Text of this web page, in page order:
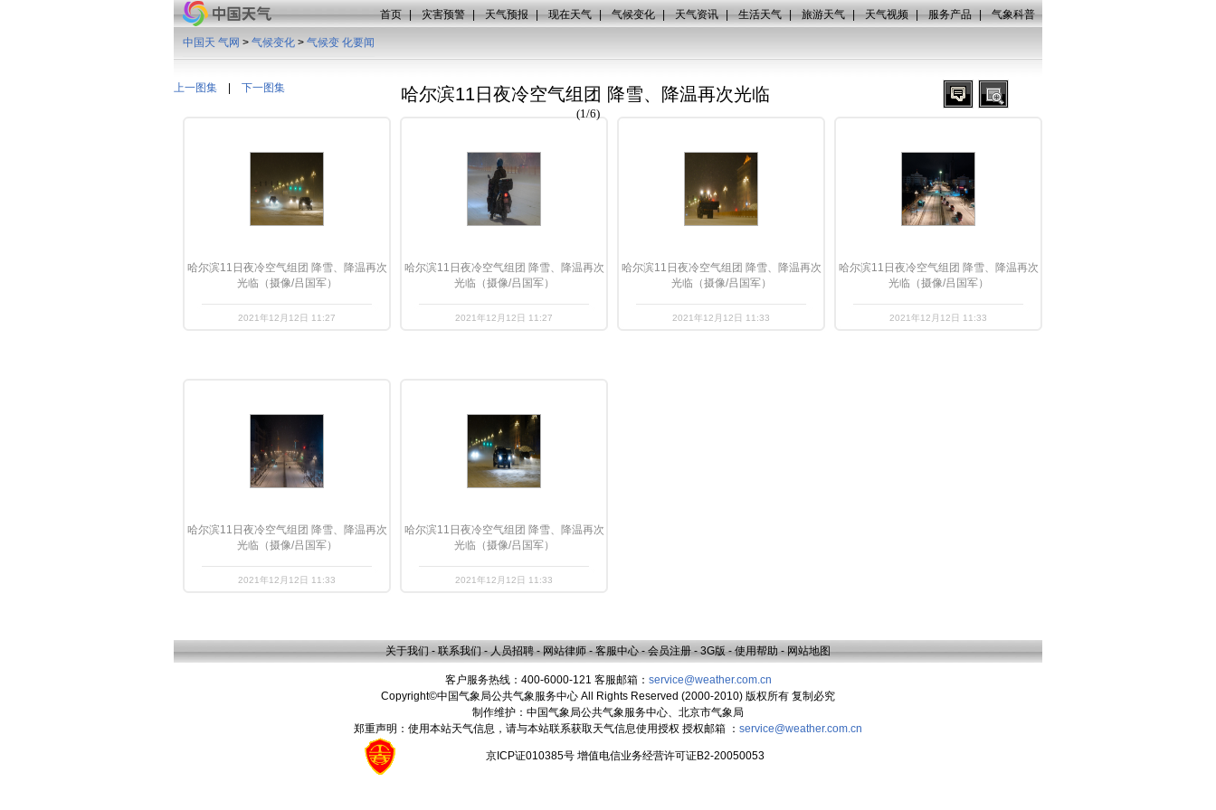
首页 | 灾害预警 | 天气预报 | 现在天气 | 气候变化 | 天气资讯 | 生活天气 | 旅游天气 | 天气视频 | 服务产品 | 气象科普
上一图集 下一图集
中国天 气网 > 气候变化 > 气候变 化要闻
哈尔滨11日夜冷空气组团 降雪、降温再次光临
(1/6)
哈尔滨11日夜冷空气组团 降雪、降温再次
光临（摄像/吕国军）
2021年12月12日 11:27
哈尔滨11日夜冷空气组团 降雪、降温再次
光临（摄像/吕国军）
2021年12月12日 11:27
哈尔滨11日夜冷空气组团 降雪、降温再次
光临（摄像/吕国军）
2021年12月12日 11:33
哈尔滨11日夜冷空气组团 降雪、降温再次
光临（摄像/吕国军）
2021年12月12日 11:33
哈尔滨11日夜冷空气组团 降雪、降温再次
光临（摄像/吕国军）
2021年12月12日 11:33
哈尔滨11日夜冷空气组团 降雪、降温再次
光临（摄像/吕国军）
2021年12月12日 11:33
关于我们 - 联系我们 - 人员招聘 - 网站律师 - 客服中心 - 会员注册 - 3G版 - 使用帮助 - 网站地图
客户服务热线：400-6000-121 客服邮箱： service@weather.com.cn
Copyright©中国气象局公共气象服务中心 All Rights Reserved (2000-2010) 版权所有 复制必究
制作维护：中国气象局公共气象服务中心、北京市气象局
郑重声明：使用本站天气信息，请与本站联系获取天气信息使用授权 授权邮箱 ： service@weather.com.cn
京ICP证010385号 增值电信业务经营许可证B2-20050053